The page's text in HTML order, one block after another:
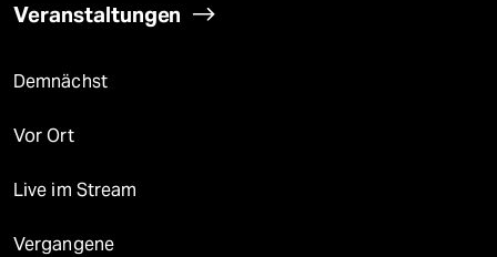
Veranstaltungen
Demnächst
Vor Ort
Live im Stream
Vergangene